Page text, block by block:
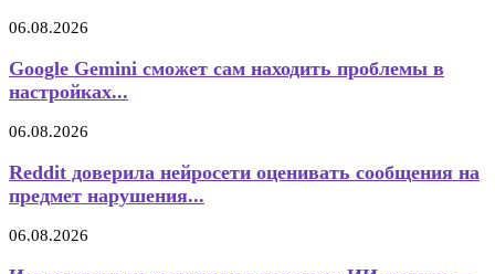
06.08.2026
Google Gemini сможет сам находить проблемы в
настройках...
06.08.2026
Reddit доверила нейросети оценивать сообщения на
предмет нарушения...
06.08.2026